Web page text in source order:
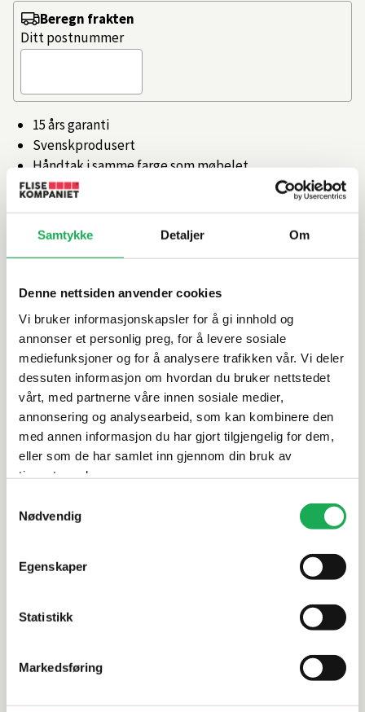
Samtykke Detaljer Om
Denne nettsiden anvender cookies
Vi bruker informasjonskapsler for å gi innhold og
annonser et personlig preg, for å levere sosiale
mediefunksjoner og for å analysere trafikken vår. Vi deler
dessuten informasjon om hvordan du bruker nettstedet
vårt, med partnerne våre innen sosiale medier,
annonsering og analysearbeid, som kan kombinere den
med annen informasjon du har gjort tilgjengelig for dem,
eller som de har samlet inn gjennom din bruk av
tjenestene deres.
Nødvendig
Egenskaper
Statistikk
Markedsføring
15 års garanti
Svenskprodusert
Håndtak i samme farge som møbelet
Antisklimatter i alle skuffer.
Artikkelnr.101505837
Beregn frakten
Ditt postnummer
Produktinformasjon
Spesifikasjoner
Rengjøring og vedlikehold
Leveringsinformasjon
Alternative produkter
CORE NEMA 100 Servantskap m/2
CORE